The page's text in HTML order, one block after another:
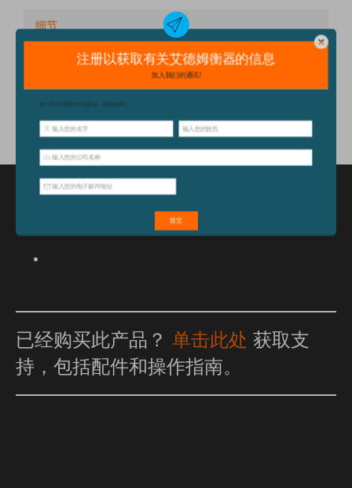
细节
技术规格
配件
特点和优点
已经购买此产品？ 单击此处 获取支
持，包括配件和操作指南。